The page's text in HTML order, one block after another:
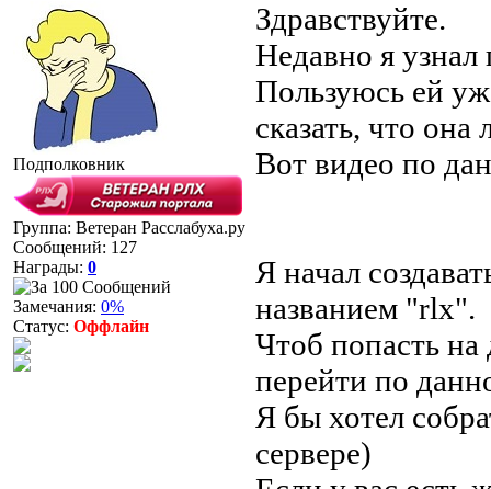
Подполковник
Группа: Ветеран Расслабуха.ру
Сообщений: 127
Награды: 0
Замечания: 0%
Статус: Оффлайн
Здравствуйте.
Недавно я
Пользуюсь ей
сказать, что
Вот видео по
Я начал
названием "rlx".
Чтоб попасть
перейти по
Я бы хотел
сервере)